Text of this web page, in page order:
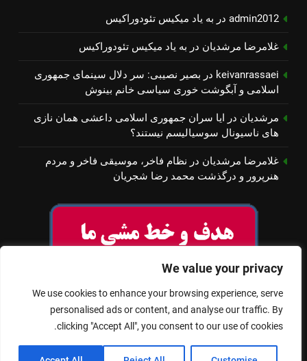
We value your privacy
We use cookies to enhance your browsing experience, serve
personalised ads or content, and analyse our traffic. By
clicking "Accept All", you consent to our use of cookies.
admin2012 در به یاد میكیس تئودوراكیس
غلامرضا مرشدیان در به یاد میكیس تئودوراكیس
keivanrassaei در بصیر نصیبی: سر دلال سینمای جمهوری
اسلامی و آبگوشت خوری سیاسی خانم بینوش
مرشدیان در ایا سران جمهوری اسلامی داعشی همان نازی
های ناسیونال سوسیالیسم نیستند؟
غلامرضا مرشدیان در نظام فاخر، موسیقی فاخر و مردم
هنرپرور و درگذشت محمد رضا شجریان